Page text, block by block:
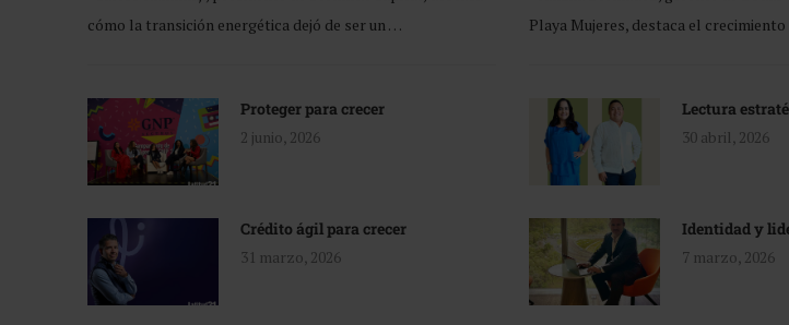
cómo la transición energética dejó de ser un …
Playa Mujeres, destaca el
Proteger para crecer
2 junio, 2026
Lectura
30 abril, 2026
Crédito ágil para crecer
31 marzo, 2026
Identidad y
7 marzo, 2026